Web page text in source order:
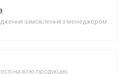
замовлення з менеджером
на всю продукцію